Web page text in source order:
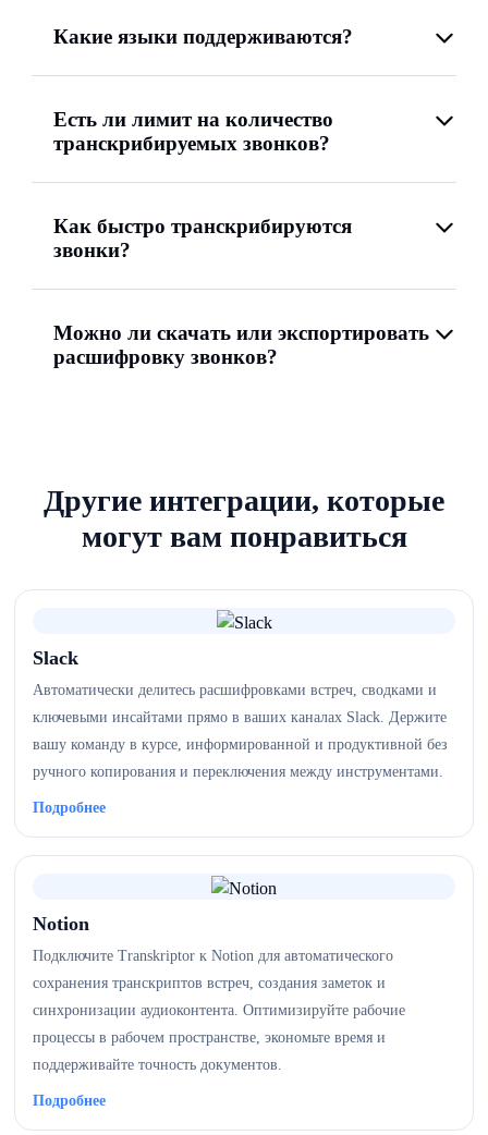
Какие языки поддерживаются?
Есть ли лимит на количество
транскрибируемых звонков?
Как быстро транскрибируются
звонки?
Можно ли скачать или экспортировать
расшифровку звонков?
Другие интеграции, которые
могут вам понравиться
Slack
Автоматически делитесь расшифровками встреч, сводками и
ключевыми инсайтами прямо в ваших каналах Slack. Держите
вашу команду в курсе, информированной и продуктивной без
ручного копирования и переключения между инструментами.
Подробнее
Notion
Подключите Transkriptor к Notion для автоматического
сохранения транскриптов встреч, создания заметок и
синхронизации аудиоконтента. Оптимизируйте рабочие
процессы в рабочем пространстве, экономьте время и
поддерживайте точность документов.
Подробнее